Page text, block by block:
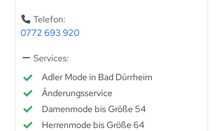
Telefon:
0772 693 920
Services:
Adler Mode in Bad Dürrheim
Änderungsservice
Damenmode bis Größe 54
Herrenmode bis Größe 64